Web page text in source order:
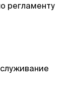
регламенту